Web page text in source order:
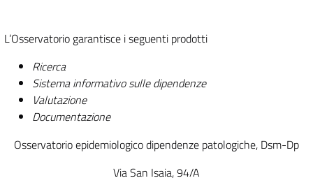
L’Osservatorio garantisce i seguenti prodotti
Ricerca
Sistema informativo sulle dipendenze
Valutazione
Documentazione
Osservatorio epidemiologico dipendenze patologiche, Dsm-Dp
Via San Isaia, 94/A